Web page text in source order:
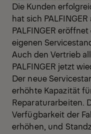
Die Kunden
hat sich
PALFINGER
eigenen
Auch den Vertrieb
PALFINGER jetzt
Der neue
erhöhte Kapazität
Reparaturarbeiten.
Verfügbarkeit der
erhöhen, und